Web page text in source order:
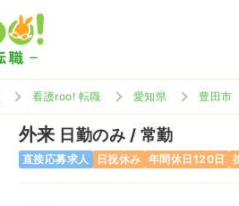
看護roo! 転職 愛知県 豊田市
外来 日勤のみ / 常勤
直接応募求人 日祝休み 年間休日120日